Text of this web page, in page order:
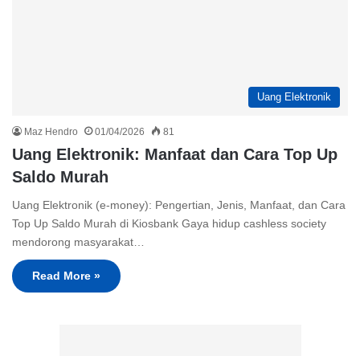
Uang Elektronik
Maz Hendro 01/04/2026 81
Uang Elektronik: Manfaat dan Cara Top Up
Saldo Murah
Uang Elektronik (e-money): Pengertian, Jenis, Manfaat, dan Cara
Top Up Saldo Murah di Kiosbank Gaya hidup cashless society
mendorong masyarakat…
Read More »